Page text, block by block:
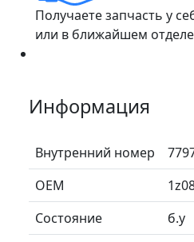
Получаете запчасть у
или в ближайшем
Информация
Внутренний номер
ОЕМ
Состояние
б.у